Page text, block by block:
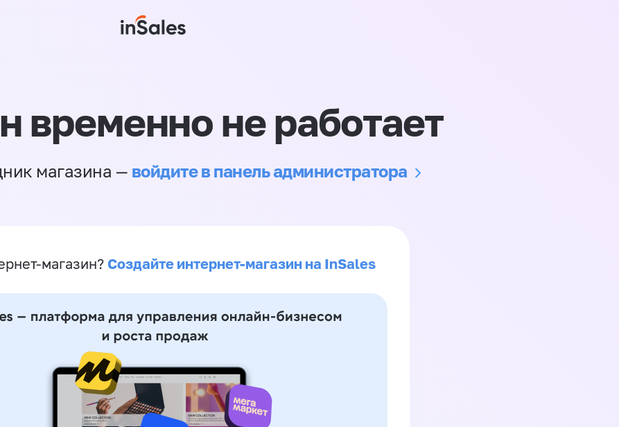
временно не работает
магазина — войдите в панель администратора
магазин? Создайте интернет-магазин на InSales